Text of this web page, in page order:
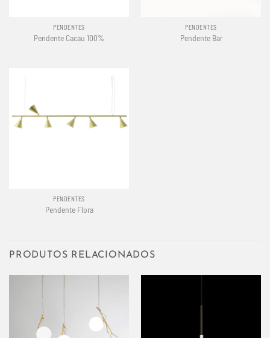
PENDENTES
Pendente Cacau 100%
PENDENTES
Pendente Bar
PENDENTES
Pendente Flora
PRODUTOS RELACIONADOS